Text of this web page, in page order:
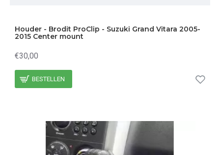
Houder - Brodit ProClip - Suzuki Grand Vitara 2005-
2015 Center mount
€30,00
BESTELLEN